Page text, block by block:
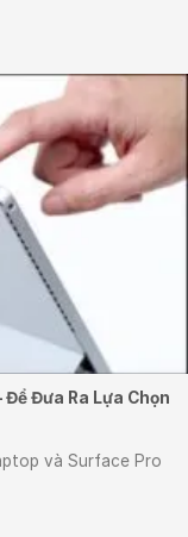
Đưa Ra Lựa Chọn
và Surface Pro